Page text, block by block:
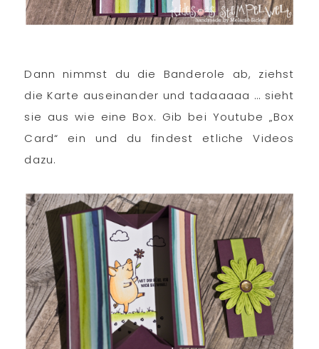
Dann nimmst du die Banderole ab, ziehst
die Karte auseinander und tadaaaaa … sieht
sie aus wie eine Box. Gib bei Youtube „Box
Card“ ein und du findest etliche Videos
dazu.